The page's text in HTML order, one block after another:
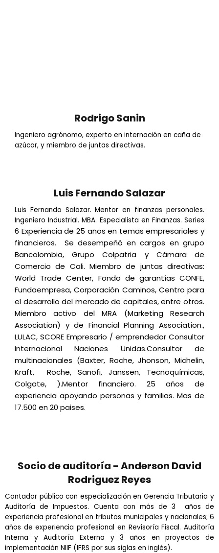
Rodrigo Sanin
Ingeniero agrónomo, experto en internación en caña de
azúcar, y miembro de juntas directivas.
Luis Fernando Salazar
Luis Fernando Salazar. Mentor en finanzas personales.
Ingeniero Industrial. MBA. Especialista en Finanzas. Series
6 Experiencia de 25 años en temas empresariales y
financieros. Se desempeñó en cargos en grupo
Bancolombia, Grupo Colpatria y Cámara de
Comercio de Cali. Miembro de juntas directivas:
World Trade Center, Fondo de garantías CONFE,
Fundaempresa, Corporación Caminos, Centro para
el desarrollo del mercado de capitales, entre otros.
Miembro activo del MRA (Marketing Research
Association) y de Financial Planning Association.,
LULAC, SCORE Empresario / emprendedor Consultor
Internacional Naciones Unidas.Consultor de
multinacionales (Baxter, Roche, Jhonson, Michelin,
Kraft, Roche, Sanofi, Janssen, Tecnoquímicas,
Colgate, ).Mentor financiero. 25 años de
experiencia apoyando personas y familias. Mas de
17.500 en 20 paises.
Socio de auditoría - Anderson David
Rodriguez Reyes
Contador público con especialización en Gerencia Tributaria y
Auditoría de Impuestos. Cuenta con más de 3 años de
experiencia profesional en tributos municipales y nacionales; 6
años de experiencia profesional en Revisoría Fiscal. Auditoría
Interna y Auditoría Externa y 3 años en proyectos de
implementación NIIF (IFRS por sus siglas en inglés).